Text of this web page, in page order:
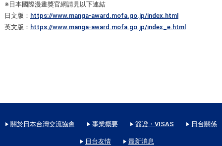
※日本國際漫畫獎官網請見以下連結
日文版： https://www.manga-award.mofa.go.jp/index.html
英文版： https://www.manga-award.mofa.go.jp/index_e.html
關於日本台灣交流協會 事業概要 簽證・VISAS 日台關係
日台友情 最新消息